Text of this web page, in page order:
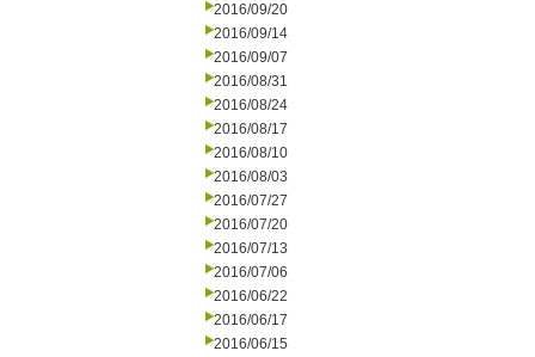
2016/09/20
2016/09/14
2016/09/07
2016/08/31
2016/08/24
2016/08/17
2016/08/10
2016/08/03
2016/07/27
2016/07/20
2016/07/13
2016/07/06
2016/06/22
2016/06/17
2016/06/15